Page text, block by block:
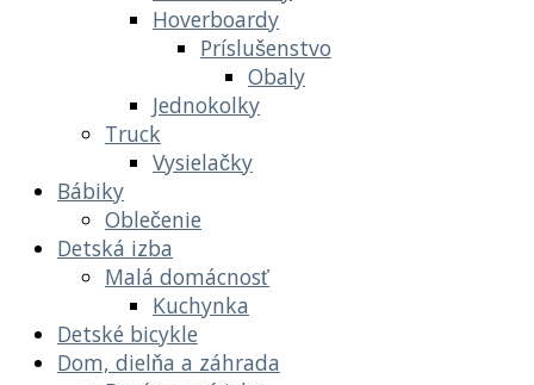
Hoverboardy
Príslušenstvo
Obaly
Jednokolky
Truck
Vysielačky
Bábiky
Oblečenie
Detská izba
Malá domácnosť
Kuchynka
Detské bicykle
Dom, dielňa a záhrada